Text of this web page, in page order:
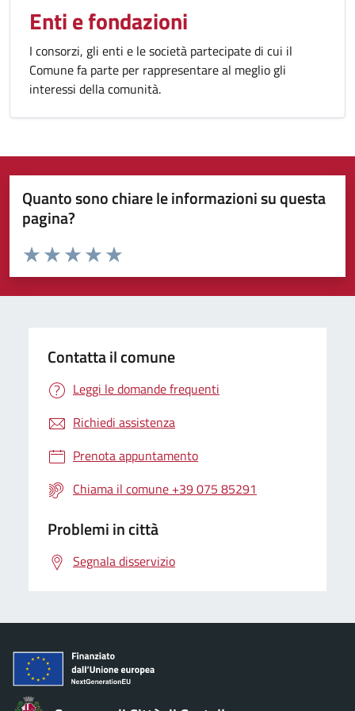
Enti e fondazioni
I consorzi, gli enti e le società partecipate di cui il
Comune fa parte per rappresentare al meglio gli
interessi della comunità.
Quanto sono chiare le informazioni su questa
pagina?
Valuta da 1 a 5 stelle la pagina
Valuta 5 stelle su 5
Valuta 4 stelle su 5
Valuta 3 stelle su 5
Valuta 2 stelle su 5
Valuta 1 stelle su 5
Contatta il comune
Leggi le domande frequenti
Richiedi assistenza
Prenota appuntamento
Chiama il comune +39 075 85291
Problemi in città
Segnala disservizio